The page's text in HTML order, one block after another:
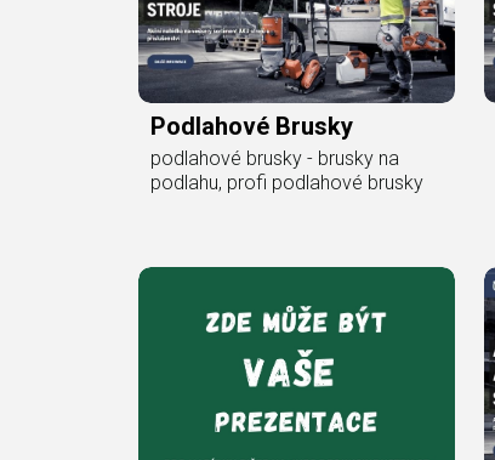
Podlahové Brusky
podlahové brusky - brusky na
podlahu, profi podlahové brusky